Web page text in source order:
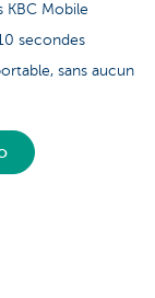
KBC Mobile
secondes
sans aucun